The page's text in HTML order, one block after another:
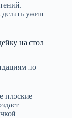
ужин
на стол
по
плоские